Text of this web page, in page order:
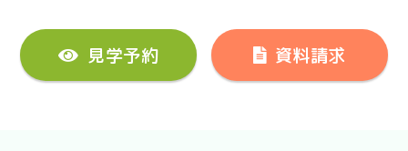
見学予約 資料請求